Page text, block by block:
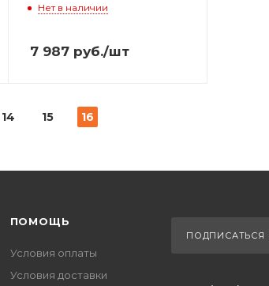
Нет в наличии
7 987 руб./шт
14 15 16
ПОМОЩЬ
Условия оплаты
Условия доставки
ПОДПИСАТЬСЯ